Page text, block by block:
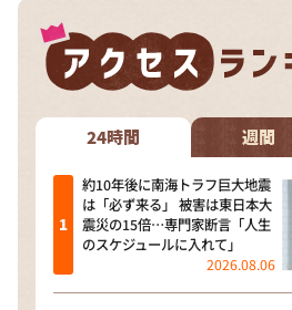
24時間 週間
約10年後に南海トラフ巨大地震
は「必ず来る」 被害は東日本大
震災の15倍…専門家断言「人生
のスケジュールに入れて」
2026.08.06